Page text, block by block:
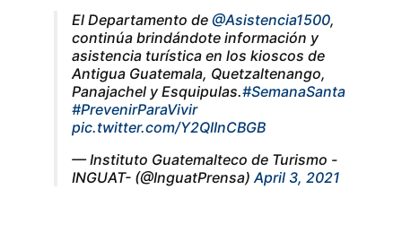
El Departamento de @Asistencia1500,
continúa brindándote información y
asistencia turística en los kioscos de
Antigua Guatemala, Quetzaltenango,
Panajachel y Esquipulas.#SemanaSanta
#PrevenirParaVivir
pic.twitter.com/Y2QIInCBGB
— Instituto Guatemalteco de Turismo -
INGUAT- (@InguatPrensa)April 3, 2021